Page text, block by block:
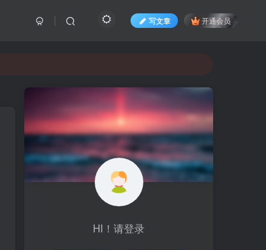
写文章 开通会员
HI！请登录